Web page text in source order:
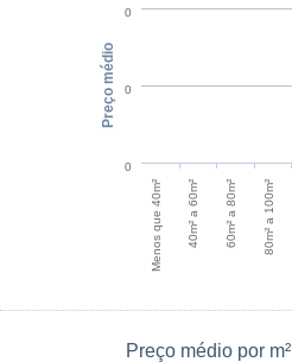
Menos que 40m² 40m² a 60m² 60m² a 80m² 80m² a 100m²
0
0
0
Preço médio
Preço médio por m²